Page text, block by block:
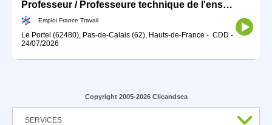
Professeur / Professeure technique de l'enseignement maritime (H/F)
Emploi France Travail
Le Portel (62480), Pas-de-Calais (62), Hauts-de-France - CDD -
24/07/2026
Copyright 2005-2026 Clicandsea
SERVICES